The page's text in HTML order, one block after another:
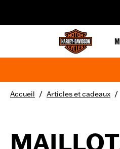
Accueil / Articles et cadeaux /